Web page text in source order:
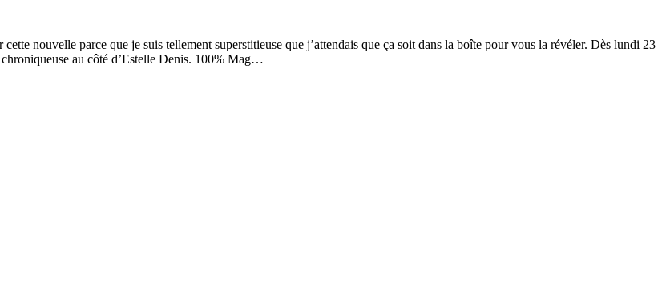
nouvelle parce que je suis tellement superstitieuse que j’attendais que ça soit dans la boîte pour vous la révéler. Dès lundi 23
au côté d’Estelle Denis. 100% Mag…